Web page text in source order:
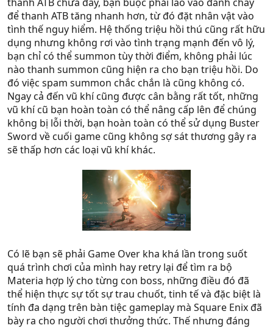
để thanh ATB tăng nhanh hơn, từ đó đặt nhân vật vào
tình thế nguy hiểm. Hệ thống triệu hồi thú cũng rất hữu
dụng nhưng không rơi vào tình trạng mạnh đến vô lý,
bạn chỉ có thể summon tùy thời điểm, không phải lúc
nào thanh summon cũng hiện ra cho bạn triệu hồi. Do
đó việc spam summon chắc chắn là cũng không có.
Ngay cả đến vũ khí cũng được cân bằng rất tốt, những
vũ khí cũ bạn hoàn toàn có thể nâng cấp lên để chúng
không bị lỗi thời, bạn hoàn toàn có thể sử dụng Buster
Sword về cuối game cũng không sợ sát thương gây ra
sẽ thấp hơn các loại vũ khí khác.
Có lẽ bạn sẽ phải Game Over kha khá lần trong suốt
quá trình chơi của mình hay retry lại để tìm ra bộ
Materia hợp lý cho từng con boss, những điều đó đã
thể hiện thực sự tốt sự trau chuốt, tinh tế và đặc biệt là
tính đa dạng trên bàn tiệc gameplay mà Square Enix đã
bày ra cho người chơi thưởng thức. Thế nhưng đáng